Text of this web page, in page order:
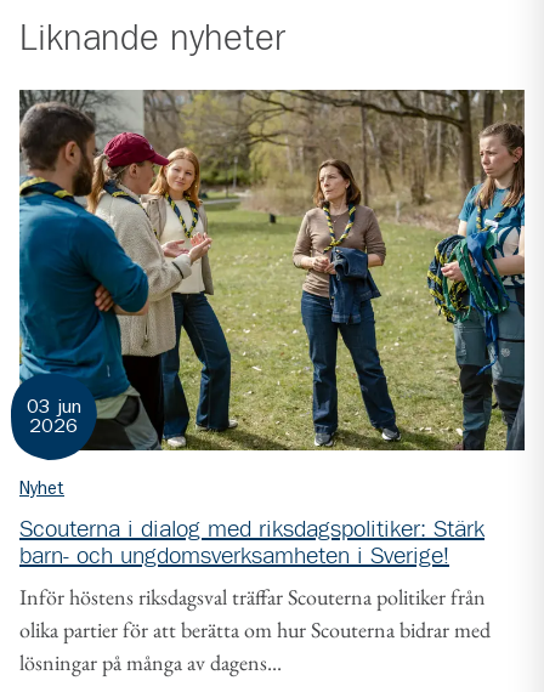
Liknande nyheter
03 jun
2026
Nyhet
Scouterna i dialog med riksdagspolitiker: Stärk
barn- och ungdomsverksamheten i Sverige!
Inför höstens riksdagsval träffar Scouterna politiker från
olika partier för att berätta om hur Scouterna bidrar med
lösningar på många av dagens...